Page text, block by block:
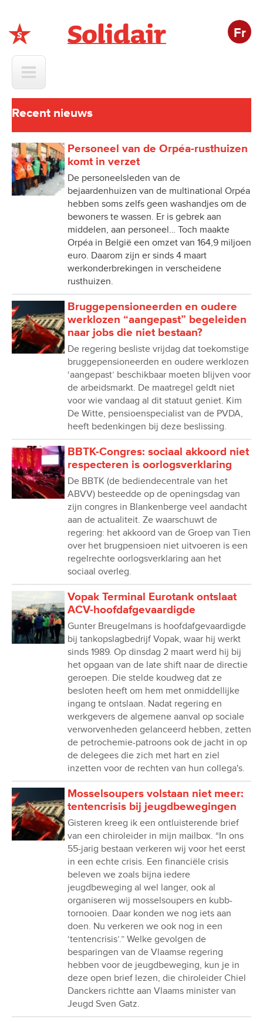
Fr
Solidair
Recent nieuws
Personeel van de Orpéa-rusthuizen
komt in verzet
De personeelsleden van de
bejaardenhuizen van de multinational Orpéa
hebben soms zelfs geen washandjes om de
bewoners te wassen. Er is gebrek aan
middelen, aan personeel… Toch maakte
Orpéa in België een omzet van 164,9 miljoen
euro. Daarom zijn er sinds 4 maart
werkonderbrekingen in verscheidene
rusthuizen.
Bruggepensioneerden en oudere
werklozen “aangepast” begeleiden
naar jobs die niet bestaan?
De regering besliste vrijdag dat toekomstige
bruggepensioneerden en oudere werklozen
‘aangepast’ beschikbaar moeten blijven voor
de arbeidsmarkt. De maatregel geldt niet
voor wie vandaag al dit statuut geniet. Kim
De Witte, pensioenspecialist van de PVDA,
heeft bedenkingen bij deze beslissing.
BBTK-Congres: sociaal akkoord niet
respecteren is oorlogsverklaring
De BBTK (de bediendecentrale van het
ABVV) besteedde op de openingsdag van
zijn congres in Blankenberge veel aandacht
aan de actualiteit. Ze waarschuwt de
regering: het akkoord van de Groep van Tien
over het brugpensioen niet uitvoeren is een
regelrechte oorlogsverklaring aan het
sociaal overleg.
Vopak Terminal Eurotank ontslaat
ACV-hoofdafgevaardigde
Gunter Breugelmans is hoofdafgevaardigde
bij tankopslagbedrijf Vopak, waar hij werkt
sinds 1989. Op dinsdag 2 maart werd hij bij
het opgaan van de late shift naar de directie
geroepen. Die stelde koudweg dat ze
besloten heeft om hem met onmiddellijke
ingang te ontslaan. Nadat regering en
werkgevers de algemene aanval op sociale
verworvenheden gelanceerd hebben, zetten
de petrochemie-patroons ook de jacht in op
de delegees die zich met hart en ziel
inzetten voor de rechten van hun collega's.
Mosselsoupers volstaan niet meer:
tentencrisis bij jeugdbewegingen
Gisteren kreeg ik een ontluisterende brief
van een chiroleider in mijn mailbox. “In ons
55-jarig bestaan verkeren wij voor het eerst
in een echte crisis. Een financiële crisis
beleven we zoals bijna iedere
jeugdbeweging al wel langer, ook al
organiseren wij mosselsoupers en kubb-
tornooien. Daar konden we nog iets aan
doen. Nu verkeren we ook nog in een
‘tentencrisis’.” Welke gevolgen de
besparingen van de Vlaamse regering
hebben voor de jeugdbeweging, kun je in
deze open brief lezen, die chiroleider Chiel
Danckers richtte aan Vlaams minister van
Jeugd Sven Gatz.